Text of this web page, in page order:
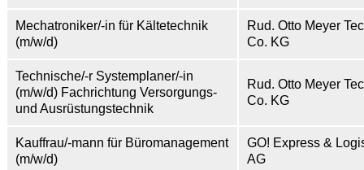
Mechatroniker/-in für Kältetechnik
(m/w/d)
Rud. Otto Meyer
Co. KG
Technische/-r Systemplaner/-in
(m/w/d) Fachrichtung Versorgungs-
und Ausrüstungstechnik
Rud. Otto Meyer
Co. KG
Kauffrau/-mann für Büromanagement
(m/w/d)
GO! Express &
AG